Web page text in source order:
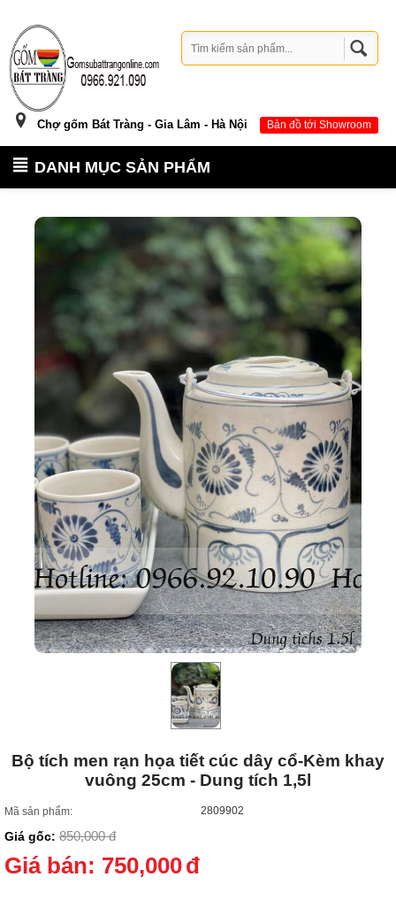
Chợ gốm Bát Tràng - Gia Lâm - Hà Nội Bản đồ tới Showroom
DANH MỤC SẢN PHẨM
Bộ tích men rạn họa tiết cúc dây cổ-Kèm khay
vuông 25cm - Dung tích 1,5l
Mã sản phẩm: 2809902
Giá gốc: 850,000 đ
Giá bán: 750,000đ